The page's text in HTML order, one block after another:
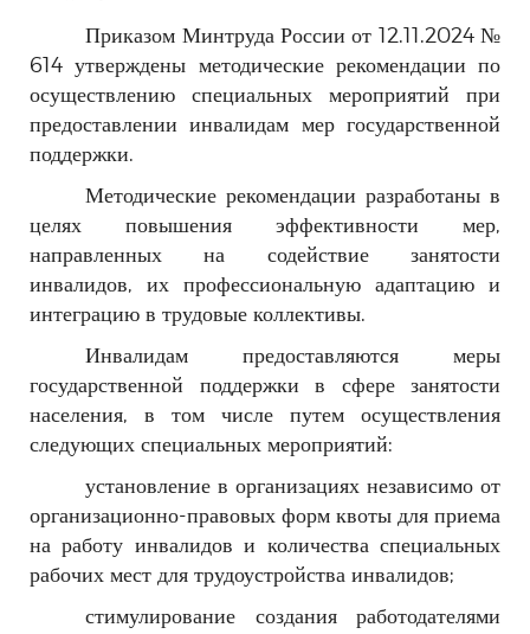
ОБЪЯВЛЕНИЯ
КОНТАКТЫ
Приказом Минтруда России от 12.11.2024 №
614 утверждены методические рекомендации по
осуществлению специальных мероприятий при
предоставлении инвалидам мер государственной
поддержки.
Методические рекомендации разработаны в
целях повышения эффективности мер,
направленных на содействие занятости
инвалидов, их профессиональную адаптацию и
интеграцию в трудовые коллективы.
Инвалидам предоставляются меры
государственной поддержки в сфере занятости
населения, в том числе путем осуществления
следующих специальных мероприятий:
установление в организациях независимо от
организационно-правовых форм квоты для приема
на работу инвалидов и количества специальных
рабочих мест для трудоустройства инвалидов;
стимулирование создания работодателями